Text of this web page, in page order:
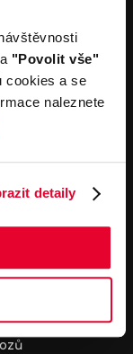
"Povolit vše"
cookies a se
naleznete
detaily
Poděbrady
odkazy
obchodní
pro online
obchodní
pro provádění
prací
obchodní
při nákupu